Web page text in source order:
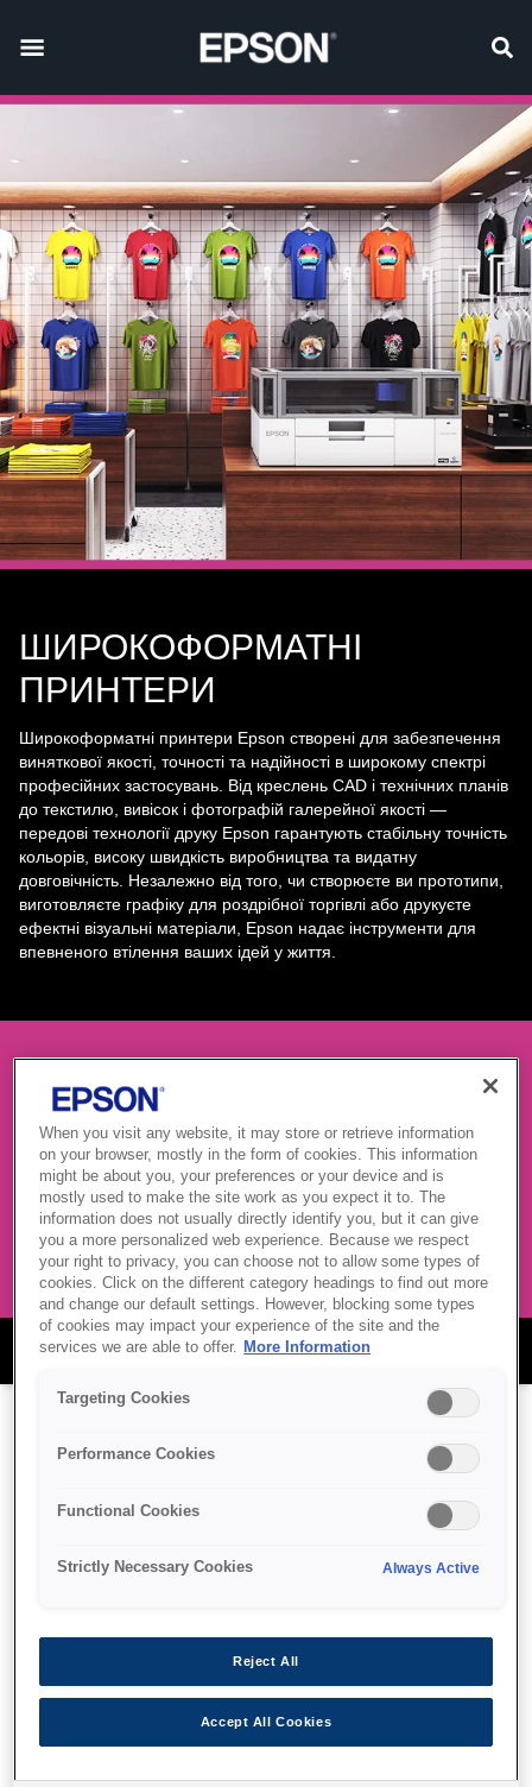
ШИРОКОФОРМАТНІ
ПРИНТЕРИ
Широкоформатні принтери Epson створені для забезпечення
виняткової якості, точності та надійності в широкому спектрі
професійних застосувань. Від креслень CAD і технічних планів
до текстилю, вивісок і фотографій галерейної якості —
передові технології друку Epson гарантують стабільну точність
кольорів, високу швидкість виробництва та видатну
довговічність. Незалежно від того, чи створюєте ви прототипи,
виготовляєте графіку для роздрібної торгівлі або друкуєте
ефектні візуальні матеріали, Epson надає інструменти для
впевненого втілення ваших ідей у життя.
НАШ АСОРТИМЕНТ
ШИРОКОФОРМАТНИХ
ПРИНТЕРІВ
Асортимент широкоформатних принтерів
When you visit any website, it may store or retrieve information
on your browser, mostly in the form of cookies. This information
might be about you, your preferences or your device and is
mostly used to make the site work as you expect it to. The
information does not usually directly identify you, but it can give
you a more personalized web experience. Because we respect
your right to privacy, you can choose not to allow some types of
cookies. Click on the different category headings to find out more
and change our default settings. However, blocking some types
of cookies may impact your experience of the site and the
services we are able to offer.
More Information
Targeting Cookies
Performance Cookies
Functional Cookies
Strictly Necessary Cookies Always Active
Reject All
Accept All Cookies